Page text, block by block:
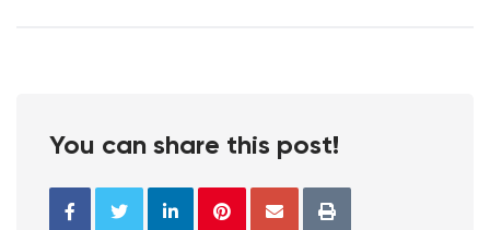
You can share this post!